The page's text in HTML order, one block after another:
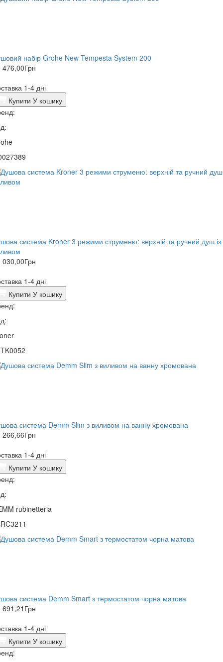
набір Grohe New Tempesta System 200
476,00Грн
1-4 дні
Купити У кошику
система Kroner 3 режими струменю: верхній та ручний душ із
030,00Грн
1-4 дні
Купити У кошику
система Demm Slim з виливом на ванну хромована
266,66Грн
1-4 дні
Купити У кошику
rubinetteria
система Demm Smart з термостатом чорна матова
691,21 Грн
1-4 дні
Купити У кошику